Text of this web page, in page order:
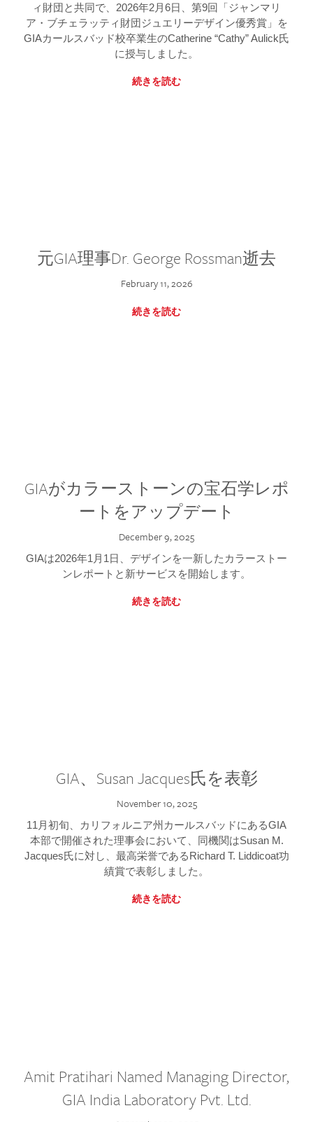
ィ財団と共同で、2026年2月6日、第9回「ジャンマリ
ア・ブチェラッティ財団ジュエリーデザイン優秀賞」を
GIAカールスバッド校卒業生のCatherine “Cathy” Aulick氏
に授与しました。
続きを読む
元GIA理事Dr. George Rossman逝去
February 11, 2026
続きを読む
GIAがカラーストーンの宝石学レポ
ートをアップデート
December 9, 2025
GIAは2026年1月1日、デザインを一新したカラーストー
ンレポートと新サービスを開始します。
続きを読む
GIA、Susan Jacques氏を表彰
November 10, 2025
11月初旬、カリフォルニア州カールスバッドにあるGIA
本部で開催された理事会において、同機関はSusan M.
Jacques氏に対し、最高栄誉であるRichard T. Liddicoat功
績賞で表彰しました。
続きを読む
Amit Pratihari Named Managing Director,
GIA India Laboratory Pvt. Ltd.